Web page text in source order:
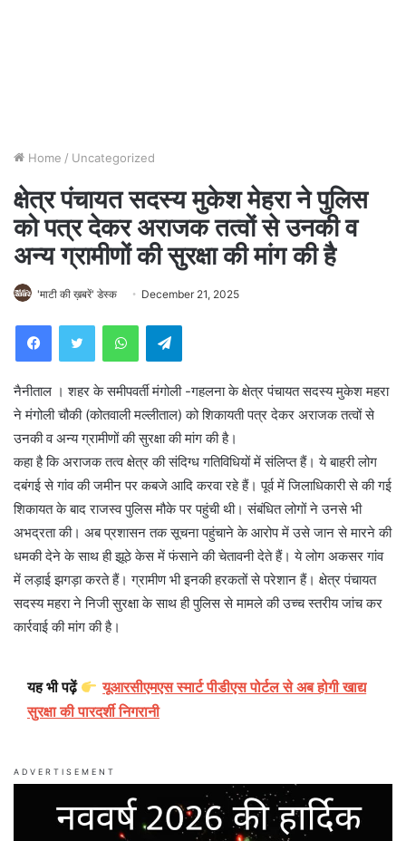
Home / Uncategorized
क्षेत्र पंचायत सदस्य मुकेश मेहरा ने पुलिस
को पत्र देकर अराजक तत्वों से उनकी व
अन्य ग्रामीणों की सुरक्षा की मांग की है
'माटी की ख़बरें' डेस्क December 21, 2025
WhatsAppTelegram
नैनीताल । शहर के समीपवर्ती मंगोली -गहलना के क्षेत्र पंचायत सदस्य मुकेश महरा
ने मंगोली चौकी (कोतवाली मल्लीताल) को शिकायती पत्र देकर अराजक तत्वों से
उनकी व अन्य ग्रामीणों की सुरक्षा की मांग की है।
कहा है कि अराजक तत्व क्षेत्र की संदिग्ध गतिविधियों में संलिप्त हैं। ये बाहरी लोग
दबंगई से गांव की जमीन पर कबजे आदि करवा रहे हैं। पूर्व में जिलाधिकारी से की गई
शिकायत के बाद राजस्व पुलिस मौके पर पहुंची थी। संबंधित लोगों ने उनसे भी
अभद्रता की। अब प्रशासन तक सूचना पहुंचाने के आरोप में उसे जान से मारने की
धमकी देने के साथ ही झूठे केस में फंसाने की चेतावनी देते हैं। ये लोग अकसर गांव
में लड़ाई झगड़ा करते हैं। ग्रामीण भी इनकी हरकतों से परेशान हैं। क्षेत्र पंचायत
सदस्य महरा ने निजी सुरक्षा के साथ ही पुलिस से मामले की उच्च स्तरीय जांच कर
कार्रवाई की मांग की है।
यह भी पढ़ें
यूआरसीएमएस स्मार्ट पीडीएस पोर्टल से अब होगी खाद्य
सुरक्षा की पारदर्शी निगरानी
ADVERTISEMENT